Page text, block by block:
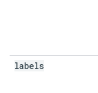
labels